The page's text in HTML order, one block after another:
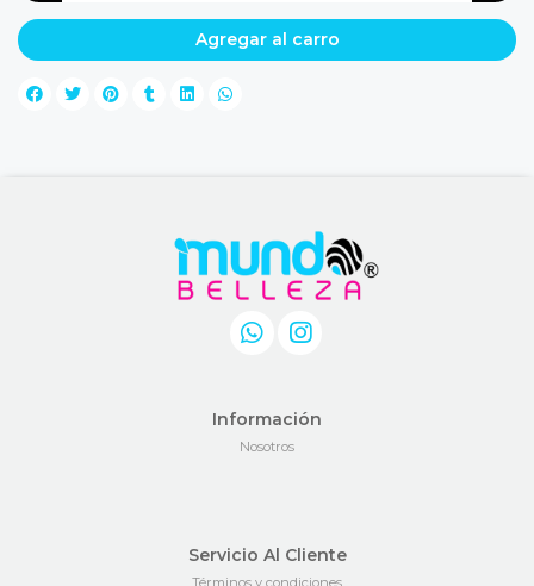
Agregar al carro
Información
Nosotros
Servicio Al Cliente
Términos y condiciones